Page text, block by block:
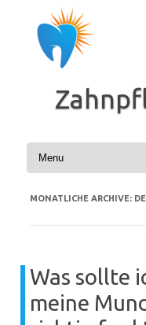
springen
MONATLICHE ARCHIVE:
Was sollte
meine